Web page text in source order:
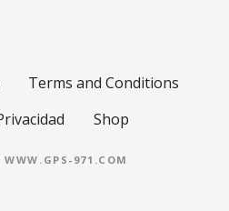
Terms and Conditions
Shop
WWW.GPS-971.COM